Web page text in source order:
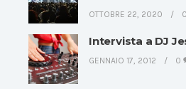
OTTOBRE 22, 2020 0
Intervista a DJ
GENNAIO 17, 2012 0